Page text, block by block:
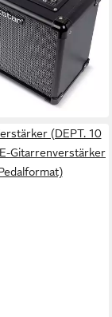
und Kabel
Kanäle: 1,
291,00 €
24 Raten
2-3 Werktagen bei dir
(DEPT. 10
Gitarrenverstärker